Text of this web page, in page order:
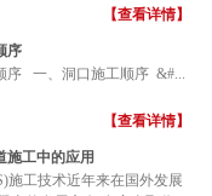
【查看详情】
序
隧道钢纤维混凝土施工顺序 一、洞口施工顺序 &#...
【查看详情】
施工中的应用
施工技术近年来在国外发展